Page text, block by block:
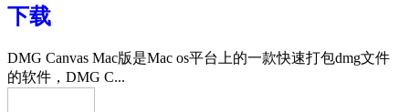
下载
DMG Canvas Mac版是Mac os平台上的一款快速打包dmg文件
的软件，DMG C...